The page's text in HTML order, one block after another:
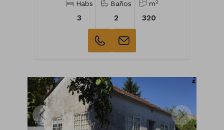
Habs
3
Baños
2
m2
320